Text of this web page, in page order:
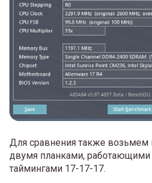
Для сравнения также возьмем
двумя планками, работающими
таймингами 17-17-17.